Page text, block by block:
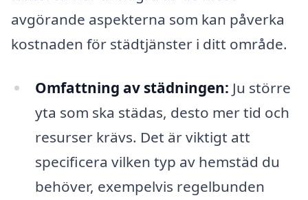
avgörande aspekterna som kan påverka
kostnaden för städtjänster i ditt område.
Omfattning av städningen: Ju större
yta som ska städas, desto mer tid och
resurser krävs. Det är viktigt att
specificera vilken typ av hemstäd du
behöver, exempelvis regelbunden